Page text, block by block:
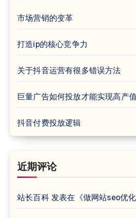
市场营销的变革
打造ip的核心竞争力
关于抖音运营有很多错误方法
巨量广告如何投放才能实现高产值
抖音付费投放逻辑
近期评论
站长百科发表在《做网站seo优